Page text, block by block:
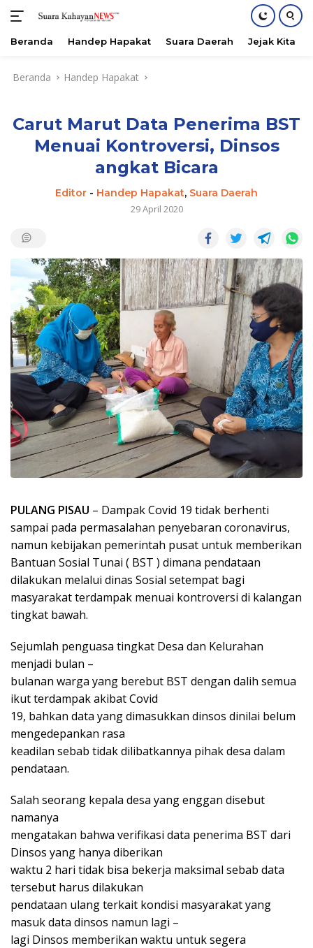
Beranda Handep Hapakat Suara Daerah Jejak Kita
Beranda Handep Hapakat
Carut Marut Data Penerima BST
Menuai Kontroversi, Dinsos
angkat Bicara
Editor - Handep Hapakat, Suara Daerah
29 April 2020
PULANG PISAU – Dampak Covid 19 tidak berhenti
sampai pada permasalahan penyebaran coronavirus,
namun kebijakan pemerintah pusat untuk memberikan
Bantuan Sosial Tunai ( BST ) dimana pendataan
dilakukan melalui dinas Sosial setempat bagi
masyarakat terdampak menuai kontroversi di kalangan
tingkat bawah.
Sejumlah penguasa tingkat Desa dan Kelurahan
menjadi bulan –
bulanan warga yang berebut BST dengan dalih semua
ikut terdampak akibat Covid
19, bahkan data yang dimasukkan dinsos dinilai belum
mengedepankan rasa
keadilan sebab tidak dilibatkannya pihak desa dalam
pendataan.
Salah seorang kepala desa yang enggan disebut
namanya
mengatakan bahwa verifikasi data penerima BST dari
Dinsos yang hanya diberikan
waktu 2 hari tidak bisa bekerja maksimal sebab data
tersebut harus dilakukan
pendataan ulang terkait kondisi masyarakat yang
masuk data dinsos namun lagi –
lagi Dinsos memberikan waktu untuk segera